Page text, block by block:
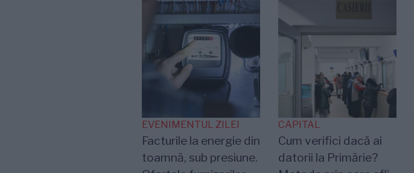
EVENIMENTUL ZILEI
Facturile la energie din
toamnă, sub presiune.
CAPITAL
Cum verifici dacă ai
datorii la Primărie?